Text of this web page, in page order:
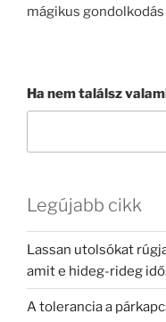
mágikus
Ha nem találsz
Legújabb cikk
Lassan utolsókat
amit e hideg-rideg
A tolerancia a